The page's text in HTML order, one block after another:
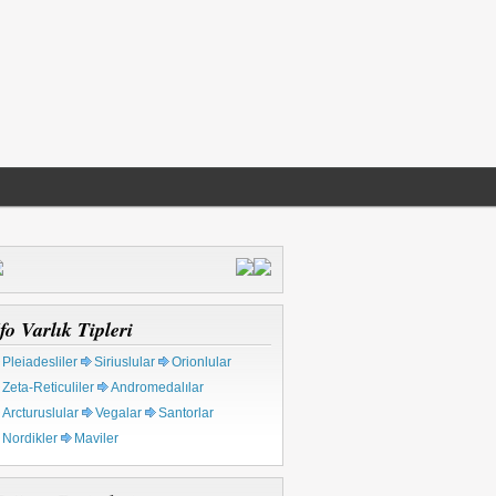
Varlık Tipleri
Pleiadesliler Siriuslular
Orionlular
Zeta-Reticuliler
Andromedalılar
Arcturuslular
Vegalar
Santorlar
Nordikler
Maviler